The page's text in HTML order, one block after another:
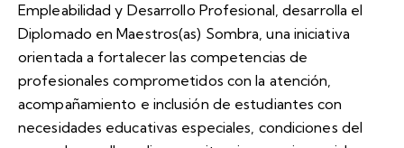
Empleabilidad y Desarrollo Profesional, desarrolla el
Diplomado en Maestros(as) Sombra, una iniciativa
orientada a fortalecer las competencias de
profesionales comprometidos con la atención,
acompañamiento e inclusión de estudiantes con
necesidades educativas especiales, condiciones del